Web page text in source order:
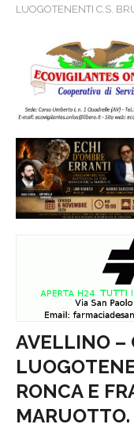
LUOGOTENENTI C.S.
AVELLINO –
RONCA E
MARUOTTO.